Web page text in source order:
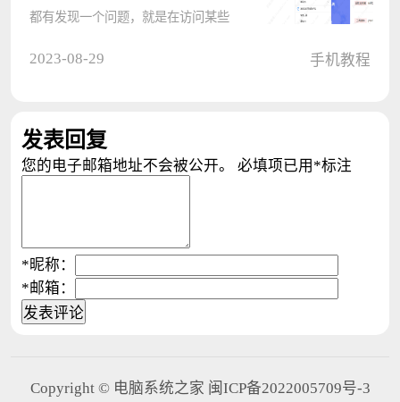
都有发现一个问题，就是在访问某些
法，感兴????
2023-08-29 手机教程
发表回复
您的电子邮箱地址不会被公开。 必填项已用 *标注
*昵称：
*邮箱：
Copyright © 电脑系统之家 闽ICP备2022005709号-3